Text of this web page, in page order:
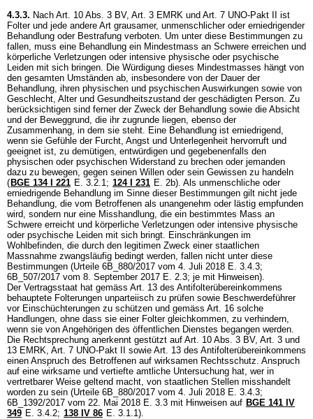
4.3.3. Nach Art. 10 Abs. 3 BV, Art. 3 EMRK und Art. 7 UNO-Pakt II
ist
Folter und jede andere Art grausamer, unmenschlicher oder erniedrigender
Behandlung oder Bestrafung verboten. Um unter diese Bestimmungen zu
fallen, muss eine Behandlung ein Mindestmass an Schwere erreichen und
körperliche Verletzungen oder intensive physische oder psychische
Leiden mit sich bringen. Die Würdigung dieses Mindestmasses hängt von
den gesamten Umständen ab, insbesondere von der Dauer der
Behandlung, ihren physischen und psychischen Auswirkungen sowie von
Geschlecht, Alter und Gesundheitszustand der geschädigten Person. Zu
berücksichtigen sind ferner der Zweck der Behandlung sowie die Absicht
und der Beweggrund, die ihr zugrunde liegen, ebenso der
Zusammenhang, in dem sie steht. Eine Behandlung ist erniedrigend,
wenn sie Gefühle der Furcht, Angst und Unterlegenheit hervorruft und
geeignet ist, zu demütigen, entwürdigen und gegebenenfalls den
physischen oder psychischen Widerstand zu brechen oder jemanden
dazu zu bewegen, gegen seinen Willen oder sein Gewissen zu handeln
( BGE 134 I 221 E. 3.2.1; 124 I 231 E. 2b). Als unmenschliche oder
erniedrigende Behandlung im Sinne dieser Bestimmungen gilt nicht jede
Behandlung, die vom Betroffenen als unangenehm oder lästig empfunden
wird, sondern nur eine Misshandlung, die ein bestimmtes Mass an
Schwere erreicht und körperliche Verletzungen oder intensive physische
oder psychische Leiden mit sich bringt. Einschränkungen im
Wohlbefinden, die durch den legitimen Zweck einer staatlichen
Massnahme zwangsläufig bedingt werden, fallen nicht unter diese
Bestimmungen (Urteile 6B_880/2017 vom 4. Juli 2018 E. 3.4.3;
6B_507/2017 vom 8. September 2017 E. 2.3; je mit Hinweisen).
Der Vertragsstaat hat gemäss Art. 13 des Antifolterübereinkommens
behauptete Folterungen unparteiisch zu prüfen sowie Beschwerdeführer
vor Einschüchterungen zu schützen und gemäss Art. 16 solche
Handlungen, ohne dass sie einer Folter gleichkommen, zu verhindern,
wenn sie von Angehörigen des öffentlichen Dienstes begangen werden.
Die Rechtsprechung anerkennt gestützt auf Art. 10 Abs. 3 BV, Art. 3 und
13 EMRK, Art. 7 UNO-Pakt II
sowie Art. 13 des Antifolterübereinkommens
einen Anspruch des Betroffenen auf wirksamen Rechtsschutz. Anspruch
auf eine wirksame und vertiefte amtliche Untersuchung hat, wer in
vertretbarer Weise geltend macht, von staatlichen Stellen misshandelt
worden zu sein (Urteile 6B_880/2017 vom 4. Juli 2018 E. 3.4.3;
6B_1392/2017 vom 22. Mai 2018 E. 3.3 mit Hinweisen auf BGE 141 IV
349 E. 3.4.2; 138 IV 86 E. 3.1.1).